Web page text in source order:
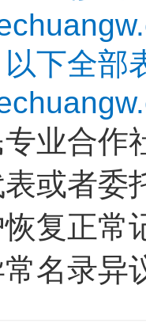
下全部
专业合
表或者
恢复正
常名录异